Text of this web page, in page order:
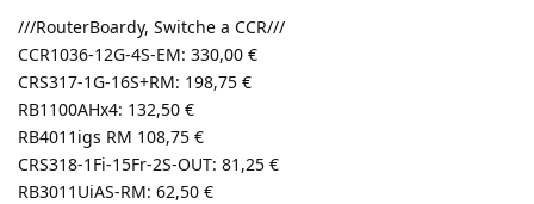
///RouterBoardy, Switche a CCR///
CCR1036-12G-4S-EM: 330,00 €
CRS317-1G-16S+RM: 198,75 €
RB1100AHx4: 132,50 €
RB4011igs RM 108,75 €
CRS318-1Fi-15Fr-2S-OUT: 81,25 €
RB3011UiAS-RM: 62,50 €